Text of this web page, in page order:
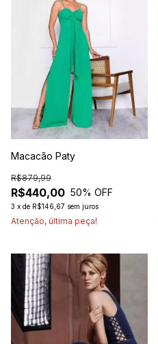
Macacão Paty
R$440,00
R$879,99
50% OFF
3 x de R$146,67 sem juros
Atenção, última peça!